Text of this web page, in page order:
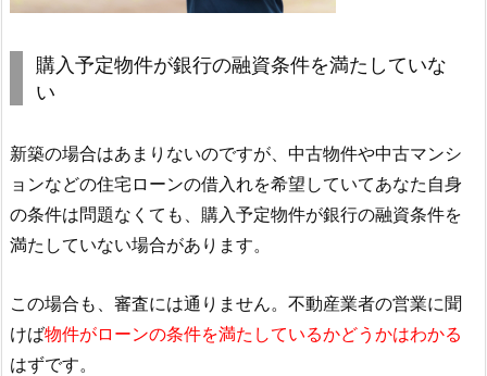
購入予定物件が銀行の融資条件を満たしていな
い
新築の場合はあまりないのですが、中古物件や中古マンシ
ョンなどの住宅ローンの借入れを希望していてあなた自身
の条件は問題なくても、購入予定物件が銀行の融資条件を
満たしていない場合があります。
この場合も、審査には通りません。不動産業者の営業に聞
けば物件がローンの条件を満たしているかどうかはわかる
はずです。